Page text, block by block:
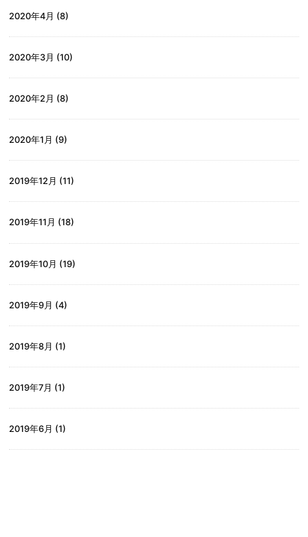
2020年4月 (8)
2020年3月 (10)
2020年2月 (8)
2020年1月 (9)
2019年12月 (11)
2019年11月 (18)
2019年10月 (19)
2019年9月 (4)
2019年8月 (1)
2019年7月 (1)
2019年6月 (1)